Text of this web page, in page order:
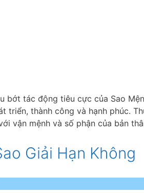
bớt tác động tiêu cực của Sao
thành công và hạnh phúc.
vận mệnh và số phận của bản
Giải Hạn Không